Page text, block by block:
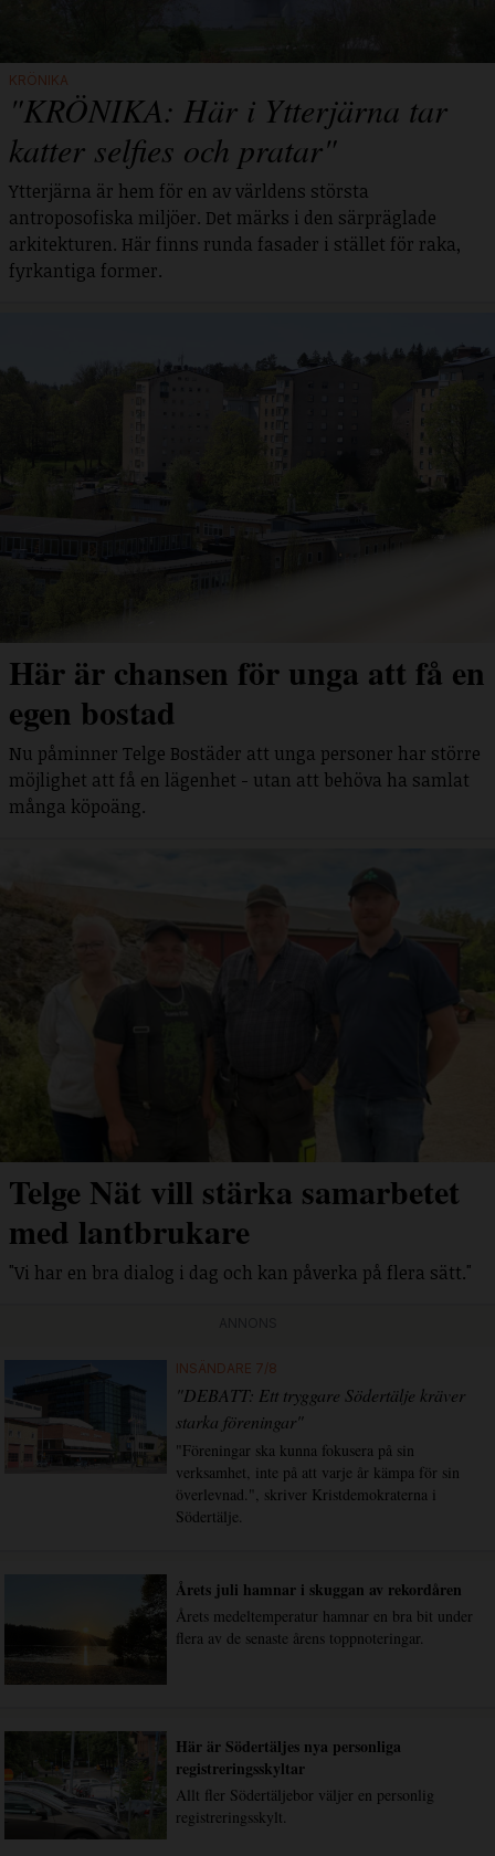
KRÖNIKA
"KRÖNIKA: Här i Ytterjärna tar
katter selfies och pratar"
Ytterjärna är hem för en av världens största
antroposofiska miljöer. Det märks i den särpräglade
arkitekturen. Här finns runda fasader i stället för raka,
fyrkantiga former.
Här är chansen för unga att få en
egen bostad
Nu påminner Telge Bostäder att unga personer har större
möjlighet att få en lägenhet - utan att behöva ha samlat
många köpoäng.
Telge Nät vill stärka samarbetet
med lantbrukare
"Vi har en bra dialog i dag och kan påverka på flera sätt."
INSÄNDARE 7/8
"DEBATT: Ett tryggare Södertälje kräver
starka föreningar"
"Föreningar ska kunna fokusera på sin
verksamhet, inte på att varje år kämpa för sin
överlevnad.", skriver Kristdemokraterna i
Södertälje.
Årets juli hamnar i skuggan av rekordåren
Årets medeltemperatur hamnar en bra bit under
flera av de senaste årens toppnoteringar.
Här är Södertäljes nya personliga
registreringsskyltar
Allt fler Södertäljebor väljer en personlig
registreringsskylt.